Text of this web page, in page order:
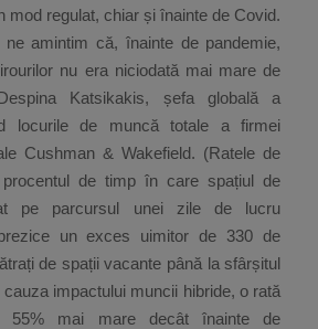
mod regulat, chiar și înainte de Covid.
ne amintim că, înainte de pandemie,
nu era niciodată mai mare de
Katsikakis, șefa globală a
locurile de muncă totale a firmei
Cushman & Wakefield. (Ratele de
procentul de timp în care spațiul de
pe parcursul unei zile de lucru
un exces uimitor de 330 de
de spații vacante până la sfârșitul
impactului muncii hibride, o rată
55% mai mare decât înainte de